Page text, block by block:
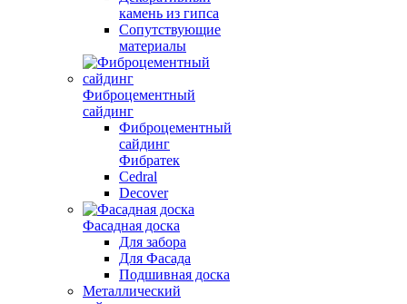
камень из гипса
Сопутствующие
материалы
Фиброцементный
сайдинг
Фиброцементный
сайдинг
Фибратек
Cedral
Decover
Фасадная доска
Для забора
Для Фасада
Подшивная доска
Металлический